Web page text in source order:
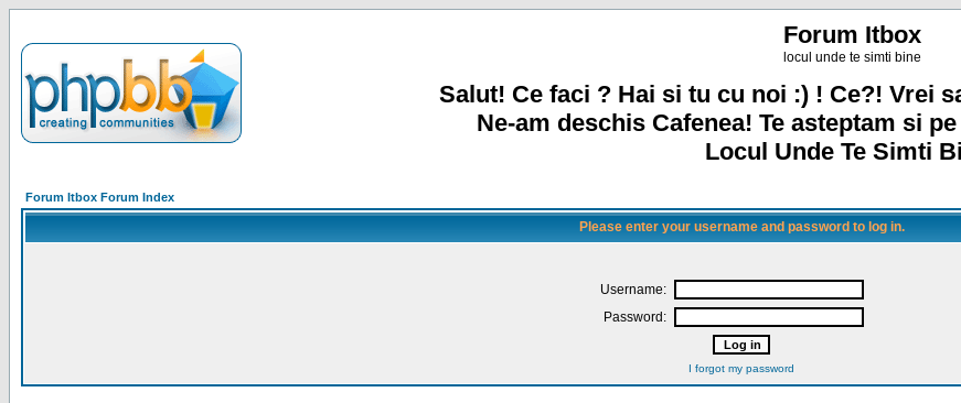
Forum Itbox
locul unde te simti bine
Salut! Ce faci ? Hai si tu cu noi :) ! Ce?! Vrei
Ne-am deschis Cafenea! Te asteptam si
Locul Unde Te Simti
Forum Itbox Forum Index
Please enter your username and password to log in.
Username:
Password:
I forgot my password